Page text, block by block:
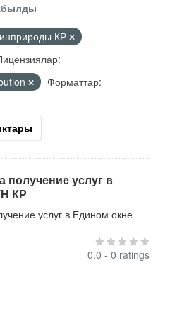
КР
Форматтар:
услуг в
КР
услуг в Едином окне
0.0 - 0 ratings